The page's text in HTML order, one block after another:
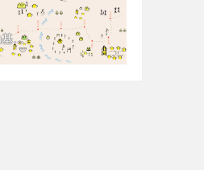
动画片采用甲骨文为基本元素，让儿童在看动画片的过程中，体会中国文字的智慧，同时达到识字的目的。